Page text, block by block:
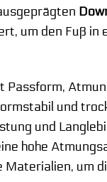
um den Fuß in
Passform,
und
und
hohe
um